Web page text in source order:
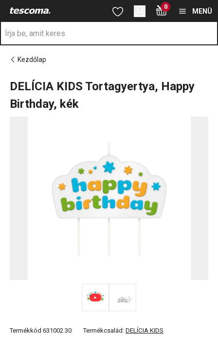
A DELÍCIA KIDS Tortagyertya, Happy Birthday, kék oldalon
Ugrás a fő tartalomhoz
Ugrás a kereséshez
Ugrás a navigációhoz 0
MENÜ
Kezdőlap
DELÍCIA KIDS Tortagyertya, Happy
Birthday, kék
Termékkód 631002.30 Termékcsalád: DELÍCIA KIDS